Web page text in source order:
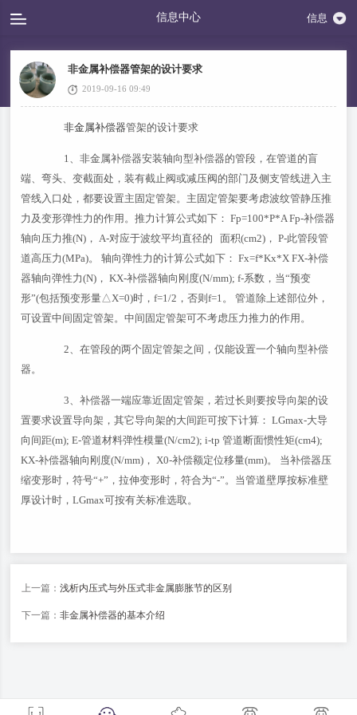
信息中心 信息
非金属补偿器管架的设计要求
2019-09-16 09:49
非金属补偿器管架的设计要求
1、非金属补偿器安装轴向型补偿器的管段，在管道的盲
端、弯头、变截面处，装有截止阀或减压阀的部门及侧支管线进入主
管线入口处，都要设置主固定管架。主固定管架要考虑波纹管静压推
力及变形弹性力的作用。推力计算公式如下： Fp=100*P*A Fp-补偿器
轴向压力推(N)， A-对应于波纹平均直径的 面积(cm2)， P-此管段管
道高压力(MPa)。 轴向弹性力的计算公式如下： Fx=f*Kx*X FX-补偿
器轴向弹性力(N)， KX-补偿器轴向刚度(N/mm); f-系数，当“预变
形”(包括预变形量△X=0)时，f=1/2，否则f=1。 管道除上述部位外，
可设置中间固定管架。中间固定管架可不考虑压力推力的作用。
2、在管段的两个固定管架之间，仅能设置一个轴向型补偿
器。
3、补偿器一端应靠近固定管架，若过长则要按导向架的设
置要求设置导向架，其它导向架的大间距可按下计算： LGmax-大导
向间距(m); E-管道材料弹性模量(N/cm2); i-tp 管道断面惯性矩(cm4);
KX-补偿器轴向刚度(N/mm)， X0-补偿额定位移量(mm)。 当补偿器压
缩变形时，符号“+”，拉伸变形时，符合为“-”。当管道壁厚按标准壁
厚设计时，LGmax可按有关标准选取。
上一篇：浅析内压式与外压式非金属膨胀节的区别
下一篇：非金属补偿器的基本介绍